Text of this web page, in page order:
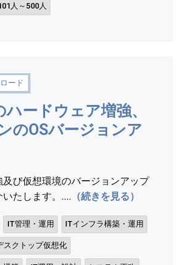
人～500人
ード
ードウェア増強、
のOSバージョンア
び仮想環境のバージョンアップ
たします。.... （続きを見る）
IT管理・運用 ITインフラ構築・運用
スクトップ仮想化